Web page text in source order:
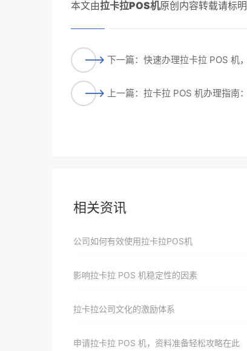
本文由拉卡拉POS机原创内容转载请标
下一篇：快速办理拉卡拉 POS 机
上一篇：拉卡拉 POS 机办理指南
相关资讯
公司如何有效使用拉卡拉POS机
影响拉卡拉 POS 机稳定性的因素
拉卡拉公司文化的激励体系
申请拉卡拉 POS 机，资料准备轻松攻略在此